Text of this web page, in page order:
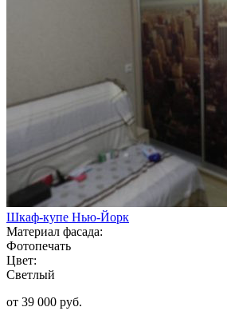
Шкаф-купе Нью-Йорк
Материал фасада:
Фотопечать
Цвет:
Светлый
от 39 000 руб.